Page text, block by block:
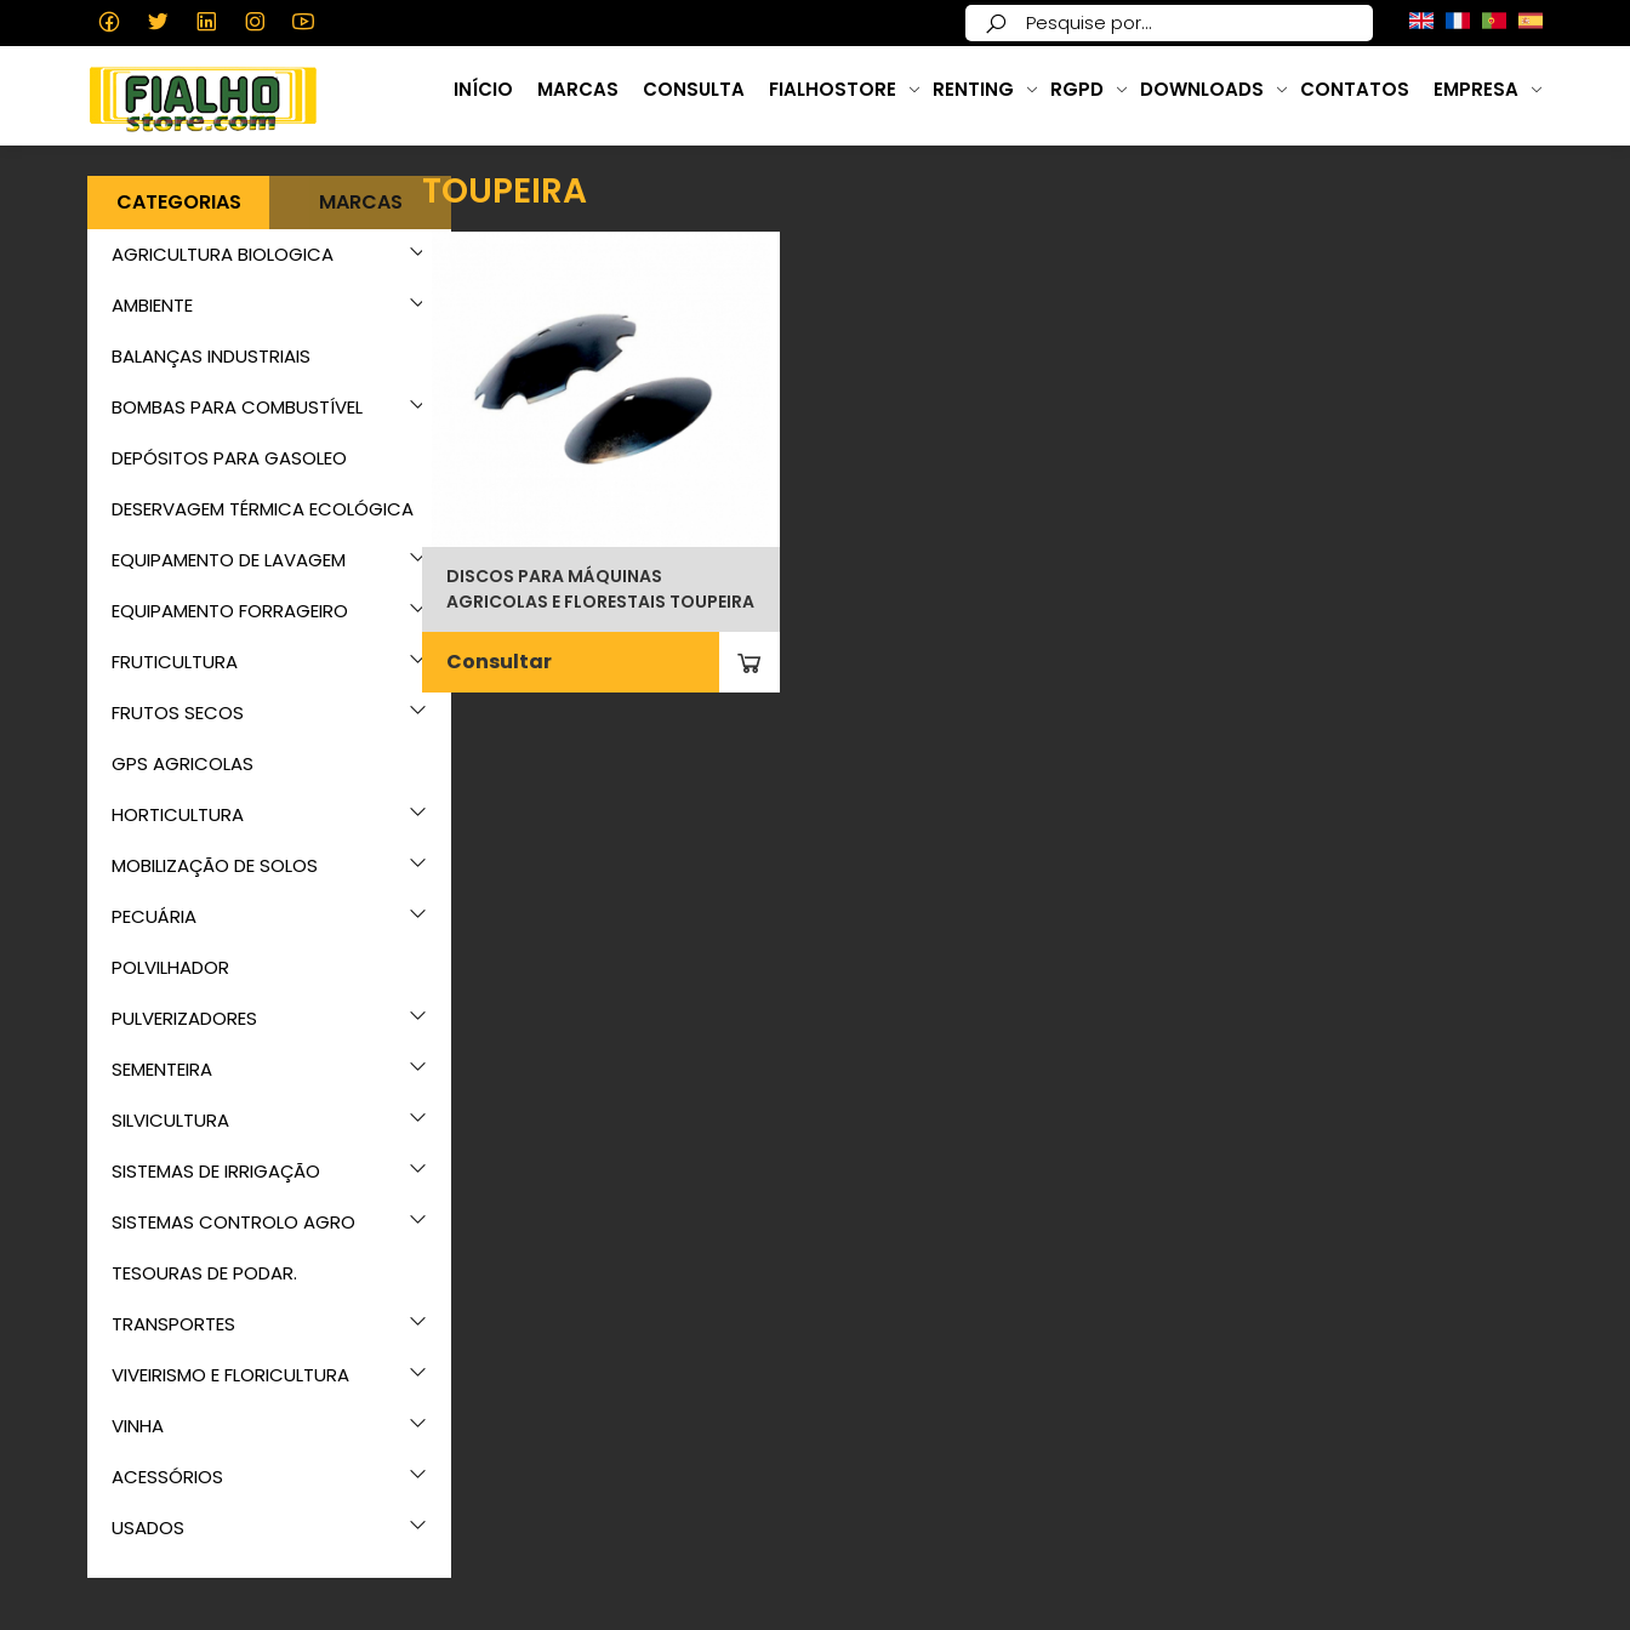
INÍCIO MARCAS CONSULTA FIALHOSTORE RENTING RGPD DOWNLOADS CONTATOS EMPRESA
CATEGORIAS MARCAS
AGRICULTURA BIOLOGICA
AMBIENTE
BALANÇAS INDUSTRIAIS
BOMBAS PARA COMBUSTÍVEL
DEPÓSITOS PARA GASOLEO
DESERVAGEM TÉRMICA ECOLÓGICA
EQUIPAMENTO DE LAVAGEM
EQUIPAMENTO FORRAGEIRO
FRUTICULTURA
FRUTOS SECOS
GPS AGRICOLAS
HORTICULTURA
MOBILIZAÇÃO DE SOLOS
PECUÁRIA
POLVILHADOR
PULVERIZADORES
SEMENTEIRA
SILVICULTURA
SISTEMAS DE IRRIGAÇÃO
SISTEMAS CONTROLO AGRO
TESOURAS DE PODAR.
TRANSPORTES
VIVEIRISMO E FLORICULTURA
VINHA
ACESSÓRIOS
USADOS
TOUPEIRA
DISCOS PARA MÁQUINAS
AGRICOLAS E FLORESTAIS TOUPEIRA
Consultar